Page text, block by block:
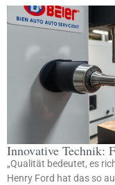
Innovative Technik:
„Qualität bedeutet, es
Henry Ford hat das so